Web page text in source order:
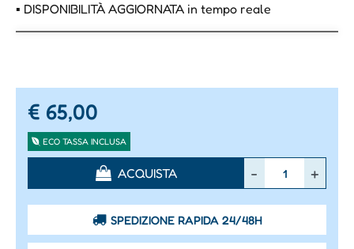
▪ DISPONIBILITÀ AGGIORNATA in tempo reale
€ 65,00
ECO TASSA INCLUSA
ACQUISTA
SPEDIZIONE RAPIDA 24/48H